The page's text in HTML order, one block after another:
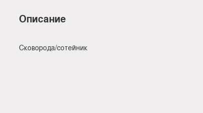
Описание
Сковорода/сотейник